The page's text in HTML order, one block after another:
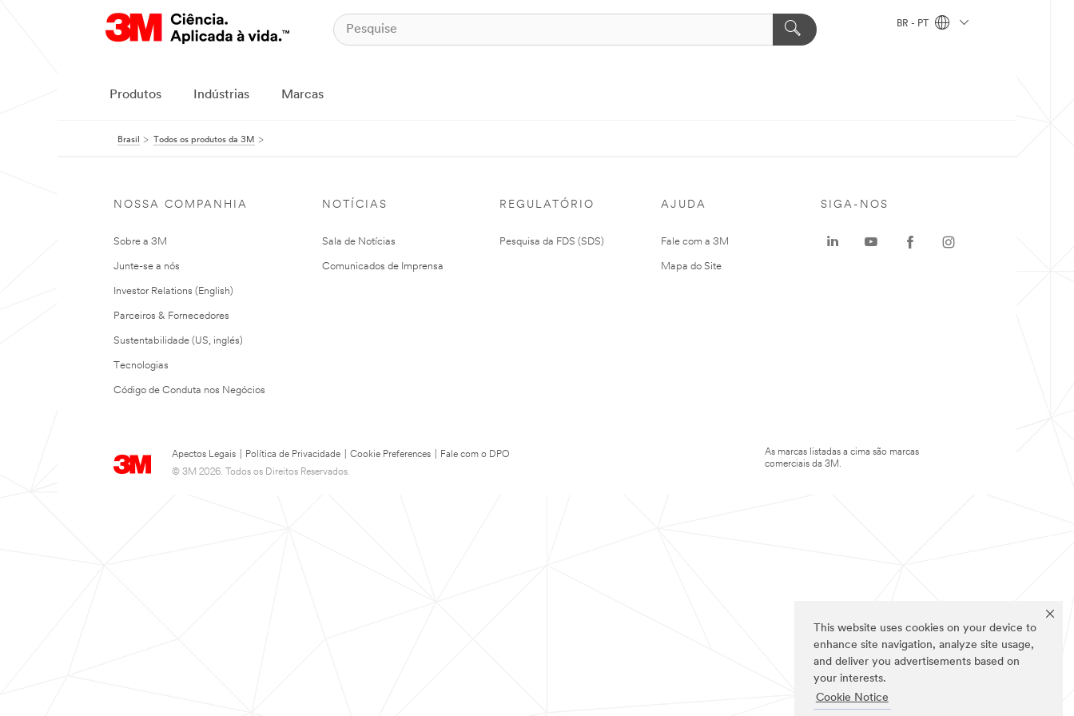
This website uses cookies on your device to
enhance site navigation, analyze site usage,
and deliver you advertisements based on
your interests.
Cookie Notice
BR - PT
Produtos Indústrias Marcas
Brasil Todos os produtos da 3M
NOSSA COMPANHIA
Sobre a 3M
Junte-se a nós
Investor Relations (English)
Parceiros & Fornecedores
Sustentabilidade (US, inglés)
Tecnologias
Código de Conduta nos Negócios
NOTÍCIAS
Sala de Notícias
Comunicados de Imprensa
REGULATÓRIO
Pesquisa da FDS (SDS)
AJUDA
Fale com a 3M
Mapa do Site
Apectos Legais Política de Privacidade Cookie Preferences
Fale com o DPO
© 3M 2026. Todos os Direitos Reservados.
SIGA-NOS
As marcas listadas a cima são marcas
comerciais da 3M.